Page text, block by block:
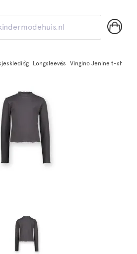
Longsleeves Vingino Jenine t-shirt